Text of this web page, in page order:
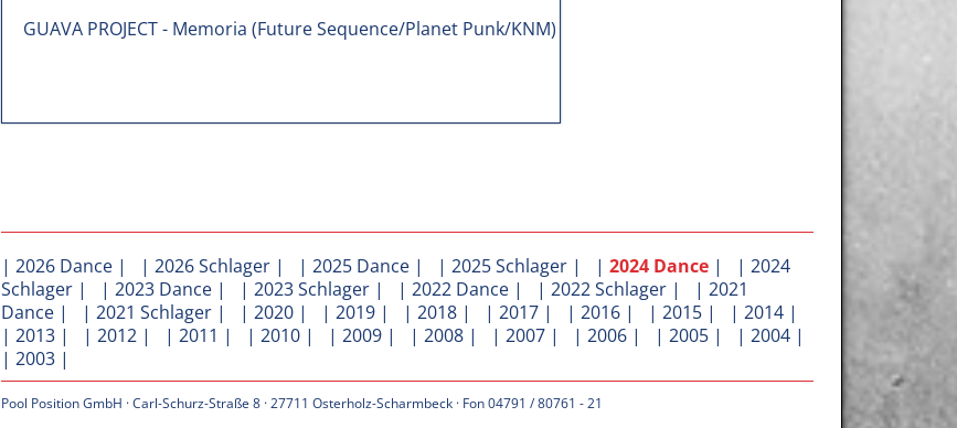
| 2026 Dance | | 2026 Schlager | | 2025 Dance | | 2025 Schlager | | 2024 Dance | | 2024
Schlager | | 2023 Dance | | 2023 Schlager | | 2022 Dance | | 2022 Schlager | | 2021
Dance | | 2021 Schlager | | 2020 | | 2019 | | 2018 | | 2017 | | 2016 | | 2015 | | 2014 |
| 2013 | | 2012 | | 2011 | | 2010 | | 2009 | | 2008 | | 2007 | | 2006 | | 2005 | | 2004 |
| 2003 |
Pool Position GmbH · Carl-Schurz-Straße 8 · 27711 Osterholz-Scharmbeck · Fon 04791 / 80761 - 21